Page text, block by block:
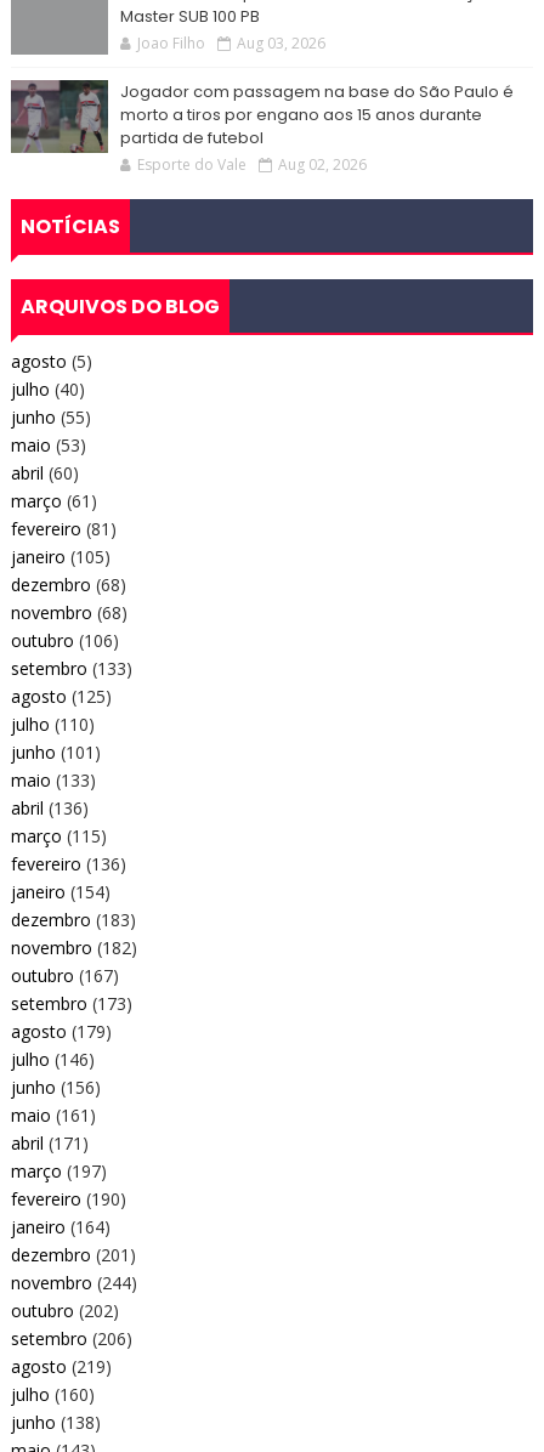
Master SUB 100 PB
Joao Filho Aug 03, 2026
Jogador com passagem na base do São Paulo é
morto a tiros por engano aos 15 anos durante
partida de futebol
Esporte do Vale Aug 02, 2026
NOTÍCIAS
ARQUIVOS DO BLOG
agosto (5)
julho (40)
junho (55)
maio (53)
abril (60)
março (61)
fevereiro (81)
janeiro (105)
dezembro (68)
novembro (68)
outubro (106)
setembro (133)
agosto (125)
julho (110)
junho (101)
maio (133)
abril (136)
março (115)
fevereiro (136)
janeiro (154)
dezembro (183)
novembro (182)
outubro (167)
setembro (173)
agosto (179)
julho (146)
junho (156)
maio (161)
abril (171)
março (197)
fevereiro (190)
janeiro (164)
dezembro (201)
novembro (244)
outubro (202)
setembro (206)
agosto (219)
julho (160)
junho (138)